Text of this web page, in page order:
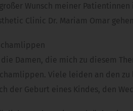
Wunsch meiner
Clinic Dr. Mariam Omar
die Damen, die mich zu diesem
Viele leiden an den
der Geburt eines Kindes, den